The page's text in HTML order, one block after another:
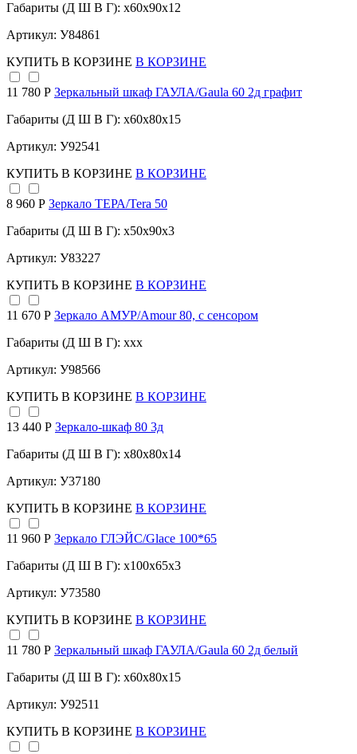
Габариты (Д Ш В Г): x60x90x12
Артикул: У84861
КУПИТЬ В КОРЗИНЕ В КОРЗИНЕ
11 780 Р Зеркальный шкаф ГАУЛА/Gaula 60 2д графит
Габариты (Д Ш В Г): x60x80x15
Артикул: У92541
КУПИТЬ В КОРЗИНЕ В КОРЗИНЕ
8 960 Р Зеркало ТЕРА/Tera 50
Габариты (Д Ш В Г): x50x90x3
Артикул: У83227
КУПИТЬ В КОРЗИНЕ В КОРЗИНЕ
11 670 Р Зеркало АМУР/Amour 80, с сенсором
Габариты (Д Ш В Г): xxx
Артикул: У98566
КУПИТЬ В КОРЗИНЕ В КОРЗИНЕ
13 440 Р Зеркало-шкаф 80 3д
Габариты (Д Ш В Г): x80x80x14
Артикул: У37180
КУПИТЬ В КОРЗИНЕ В КОРЗИНЕ
11 960 Р Зеркало ГЛЭЙС/Glace 100*65
Габариты (Д Ш В Г): x100x65x3
Артикул: У73580
КУПИТЬ В КОРЗИНЕ В КОРЗИНЕ
11 780 Р Зеркальный шкаф ГАУЛА/Gaula 60 2д белый
Габариты (Д Ш В Г): x60x80x15
Артикул: У92511
КУПИТЬ В КОРЗИНЕ В КОРЗИНЕ